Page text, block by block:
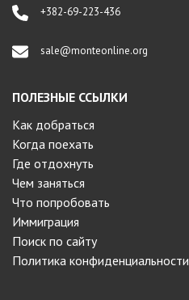
+382-69-223-436
sale@monteonline.org
ПОЛЕЗНЫЕ ССЫЛКИ
Как добраться
Когда поехать
Где отдохнуть
Чем заняться
Что попробовать
Иммиграция
Поиск по сайту
Политика конфиденциальности